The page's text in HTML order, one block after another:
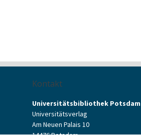
Kontakt
Universitätsbibliothek Potsdam
Universitätsverlag
Am Neuen Palais 10